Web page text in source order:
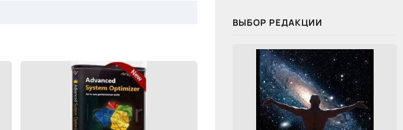
ВЫБОР РЕДАКЦИИ